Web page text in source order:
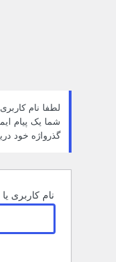
لطفا نام
شما یک پیام
گذرواژه خود
نام کاربری